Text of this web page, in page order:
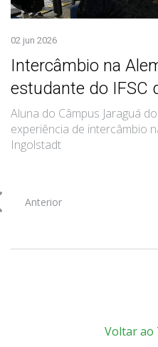
02 jun 2026
Intercâmbio na
estudante do IFSC
Aluna do Câmpus Jaraguá
experiência de intercâmbio
Ingolstadt
Anterior
Voltar ao